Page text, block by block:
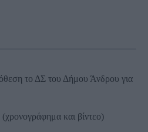
το ΔΣ του Δήμου Άνδρου για
και βίντεο)